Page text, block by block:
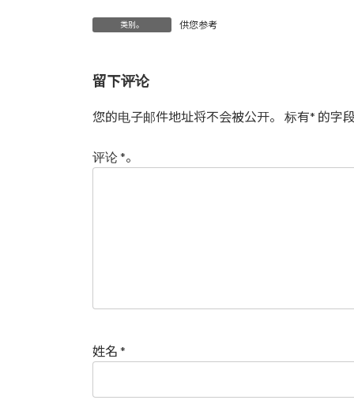
类别。 供您参考
留下评论
您的电子邮件地址将不会被公开。 标有* 的字
评论*。
姓名 *